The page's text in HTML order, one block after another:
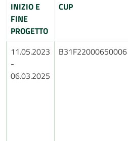
INIZIO E
FINE
PROGETTO
CUP
11.05.2023
-
06.03.2025
B31F22000650006